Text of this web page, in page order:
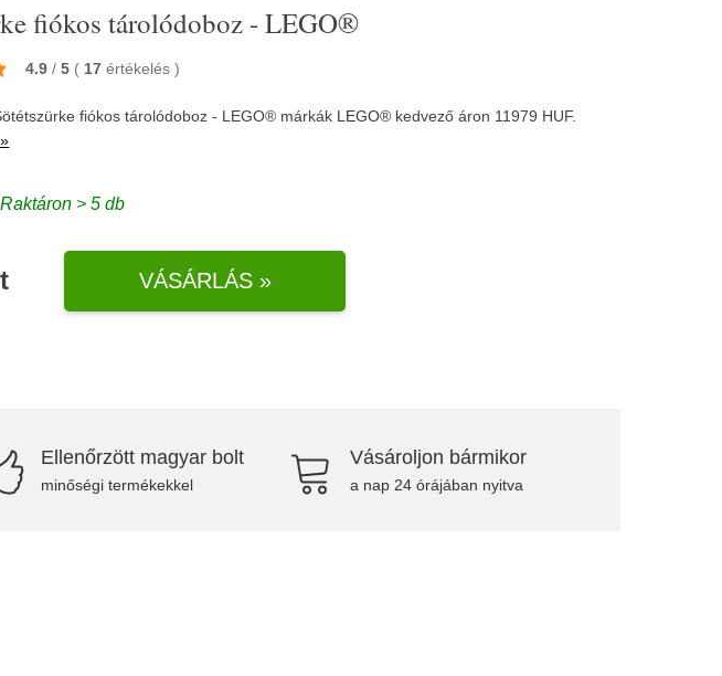
fiókos tárolódoboz - LEGO®
4.9 / 5 ( 17 értékelés)
fiókos tárolódoboz - LEGO® márkák LEGO® kedvező áron 11979 HUF.
> 5 db
VÁSÁRLÁS »
Ellenőrzött magyar bolt
minőségi termékekkel
Vásároljon bármikor
a nap 24 órájában nyitva